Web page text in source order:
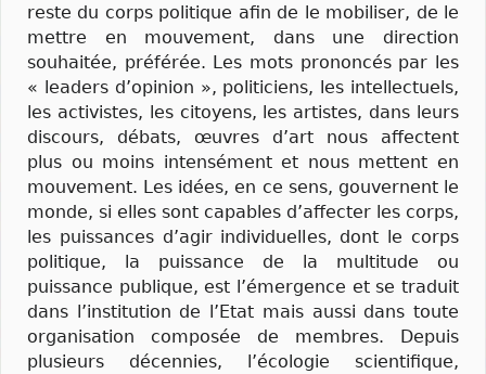
reste du corps politique afin de le mobiliser, de le
mettre en mouvement, dans une direction
souhaitée, préférée. Les mots prononcés par les
« leaders d’opinion », politiciens, les intellectuels,
les activistes, les citoyens, les artistes, dans leurs
discours, débats, œuvres d’art nous affectent
plus ou moins intensément et nous mettent en
mouvement. Les idées, en ce sens, gouvernent le
monde, si elles sont capables d’affecter les corps,
les puissances d’agir individuelles, dont le corps
politique, la puissance de la multitude ou
puissance publique, est l’émergence et se traduit
dans l’institution de l’Etat mais aussi dans toute
organisation composée de membres. Depuis
plusieurs décennies, l’écologie scientifique,